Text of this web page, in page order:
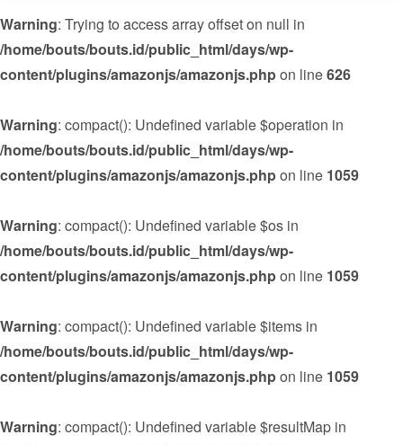
Warning: Trying to access array offset on null in
/home/bouts/bouts.id/public_html/days/wp-
content/plugins/amazonjs/amazonjs.phpon line626
Warning: compact(): Undefined variable $operation in
/home/bouts/bouts.id/public_html/days/wp-
content/plugins/amazonjs/amazonjs.phpon line 1059
Warning: compact(): Undefined variable $os in
/home/bouts/bouts.id/public_html/days/wp-
content/plugins/amazonjs/amazonjs.phpon line 1059
Warning: compact(): Undefined variable $items in
/home/bouts/bouts.id/public_html/days/wp-
content/plugins/amazonjs/amazonjs.phpon line 1059
Warning: compact(): Undefined variable $resultMap in